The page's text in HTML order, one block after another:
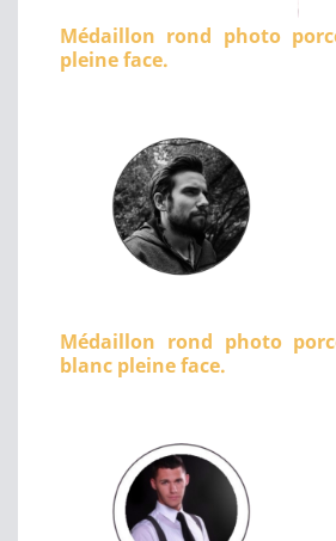
Médaillon rond photo
pleine face.
Médaillon rond photo
blanc pleine face.